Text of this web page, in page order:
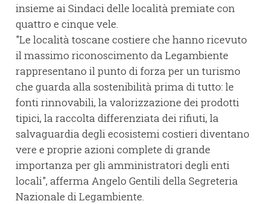
insieme ai Sindaci delle località premiate con
quattro e cinque vele.
"Le località toscane costiere che hanno ricevuto
il massimo riconoscimento da Legambiente
rappresentano il punto di forza per un turismo
che guarda alla sostenibilità prima di tutto: le
fonti rinnovabili, la valorizzazione dei prodotti
tipici, la raccolta differenziata dei rifiuti, la
salvaguardia degli ecosistemi costieri diventano
vere e proprie azioni complete di grande
importanza per gli amministratori degli enti
locali", afferma Angelo Gentili della Segreteria
Nazionale di Legambiente.